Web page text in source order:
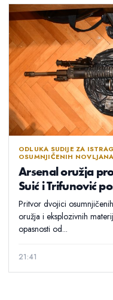
ODLUKA SUDIJE ZA
OSUMNJIČENIH NOVLJANA
Arsenal oružja
Suić i Trifunović
Pritvor dvojici
oružja i eksplozivnih
opasnosti od...
21:41